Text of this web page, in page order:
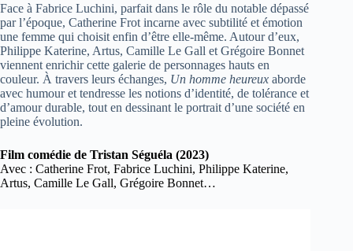
Face à Fabrice Luchini, parfait dans le rôle du notable dépassé
par l’époque, Catherine Frot incarne avec subtilité et émotion
une femme qui choisit enfin d’être elle-même. Autour d’eux,
Philippe Katerine, Artus, Camille Le Gall et Grégoire Bonnet
viennent enrichir cette galerie de personnages hauts en
couleur. À travers leurs échanges, Un homme heureux aborde
avec humour et tendresse les notions d’identité, de tolérance et
d’amour durable, tout en dessinant le portrait d’une société en
pleine évolution.
Film comédie de Tristan Séguéla (2023)
Avec : Catherine Frot, Fabrice Luchini, Philippe Katerine,
Artus, Camille Le Gall, Grégoire Bonnet…